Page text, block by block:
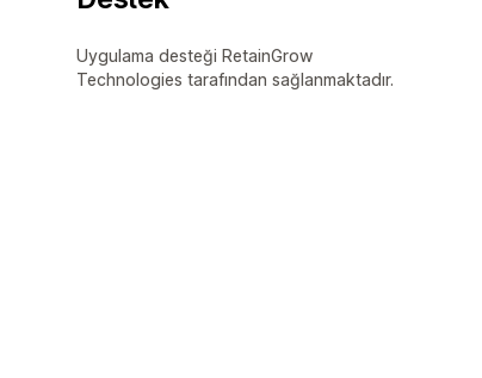
Uygulama desteği RetainGrow
Technologies tarafından sağlanmaktadır.